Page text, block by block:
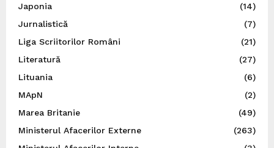
Japonia
(14)
Jurnalistică
(7)
Liga Scriitorilor Români
(21)
Literatură
(27)
Lituania
(6)
MApN
(2)
Marea Britanie
(49)
Ministerul Afacerilor Externe
(263)